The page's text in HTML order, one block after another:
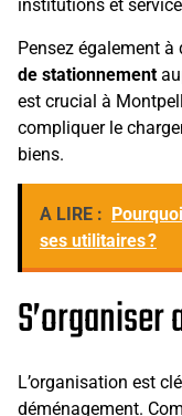
institutions et
Pensez également à
de stationnement
est crucial à
compliquer le
biens.
A LIRE :
ses utilitaires ?
L’organisation est
déménagement.